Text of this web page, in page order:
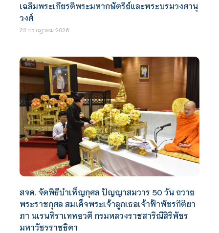
เฉลิมพระเกียรติพระมหากษัตริย์และพระบรมวงศานุ
วงศ์
22 กรกฎาคม 2026
สจด. จัดพิธีบำเพ็ญกุศล ปัญญาสมวาร 50 วัน ถวาย
พระราชกุศล สมเด็จพระเจ้าลูกเธอเจ้าฟ้าพัชรกิติยา
ภา นเรนทิราเทพยวดี กรมหลวงราชสาริณีสิริพัชร
มหาวัชรราชธิดา